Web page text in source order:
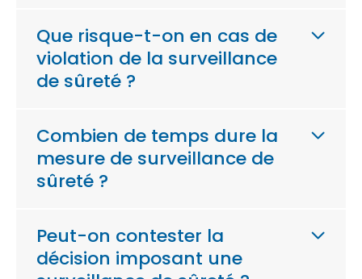
Que risque-t-on en cas de
violation de la surveillance
de sûreté ?
Combien de temps dure la
mesure de surveillance de
sûreté ?
Peut-on contester la
décision imposant une